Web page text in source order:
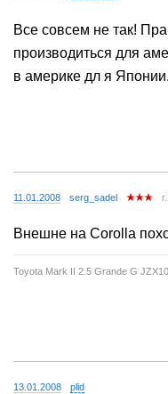
Все совсем не так!
производиться для
в америке дл я
11.01.2008 serg_sadel
Внешне на Corolla
Toyota Mark II 2.5 Grande G
13.01.2008 plid